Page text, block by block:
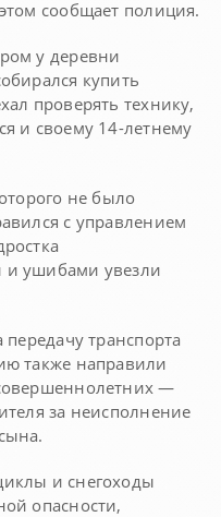
сообщает полиция.
у деревни
купить
проверять технику,
и своему 14-летнему
не было
с управлением
и ушибами увезли
транспорта
также направили
—
за неисполнение
и снегоходы
опасности,